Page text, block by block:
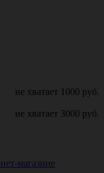
не хватает 1000 руб.
не хватает 3000 руб.
магазине